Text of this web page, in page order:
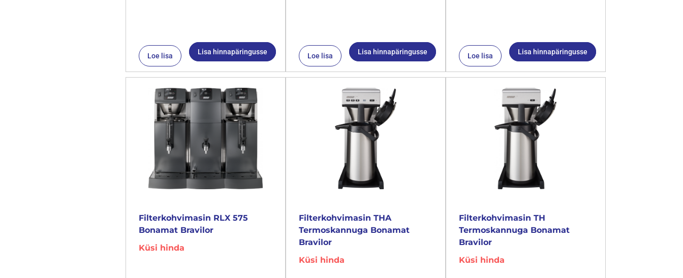
Loe lisa Lisa hinnapäringusse Loe lisa Lisa hinnapäringusse Loe lisa Lisa hinnapäringusse
Filterkohvimasin RLX 575
Bonamat Bravilor
Küsi hinda
Filterkohvimasin THA
Termoskannuga Bonamat
Bravilor
Küsi hinda
Filterkohvimasin TH
Termoskannuga Bonamat
Bravilor
Küsi hinda